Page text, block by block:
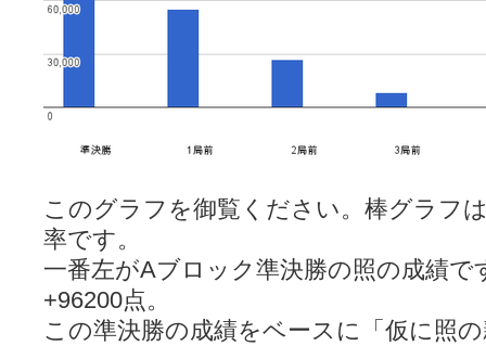
このグラフを御覧ください。棒グラフ
率です。
一番左がAブロック準決勝の照の成績で
+96200点。
この準決勝の成績をベースに「仮に照